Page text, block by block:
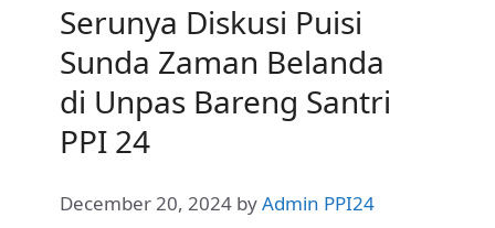
Serunya Diskusi Puisi
Sunda Zaman Belanda
di Unpas Bareng Santri
PPI 24
December 20, 2024 byAdmin PPI24